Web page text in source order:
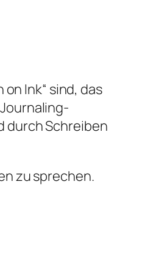
Ink“ sind, das
durch Schreiben
zu sprechen.